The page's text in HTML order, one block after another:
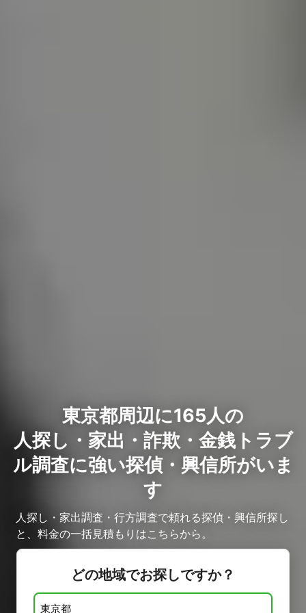
東京都周辺に165人の
人探し・家出・詐欺・金銭トラブ
ル調査に強い探偵・興信所がいま
す
人探し・家出調査・行方調査で頼れる探偵・興信所探し
と、料金の一括見積もりはこちらから。
どの地域でお探しですか？